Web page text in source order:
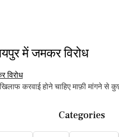
में जमकर विरोध
करवाई होने चाहिए माफ़ी मांगने से
Categories